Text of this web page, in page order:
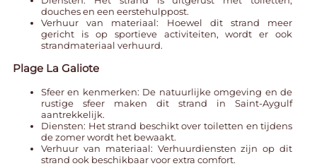
douches en een eerstehulppost.
Verhuur van materiaal: Hoewel dit strand meer
gericht is op sportieve activiteiten, wordt er ook
strandmateriaal verhuurd.
Plage La Galiote
Sfeer en kenmerken: De natuurlijke omgeving en de
rustige sfeer maken dit strand in Saint-Aygulf
aantrekkelijk.
Diensten: Het strand beschikt over toiletten en tijdens
de zomer wordt het bewaakt.
Verhuur van materiaal: Verhuurdiensten zijn op dit
strand ook beschikbaar voor extra comfort.